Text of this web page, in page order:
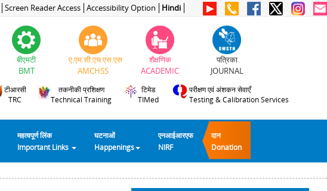
Screen Reader Access Accessibility Option Hindi
बीएमटी
BMT
ए.एम.सी.एच.एस.एस
AMCHSS
शैक्षणिक
ACADEMIC
पत्रिका
JOURNAL
टीआरसी
TRC
तकनीकी प्रशिक्षण
Technical Training
टिमेड
TIMed
परीक्षण एवं अंशकन सेवाएँ
Testing & Calibration Services
महत्वपूर्ण लिंक
Important Links
घटनाओं
Happenings
एनआईआरएफ
NIRF
दान
Donation